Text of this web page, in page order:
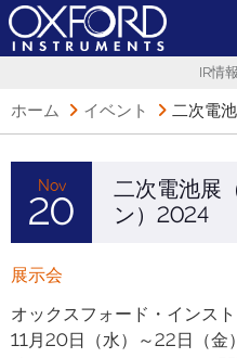
IR情報
ホーム イベント 二次電
Nov
20
二次電池展
ン）2024
展示会
オックスフォード・インス
11月20日（水）～22日（金